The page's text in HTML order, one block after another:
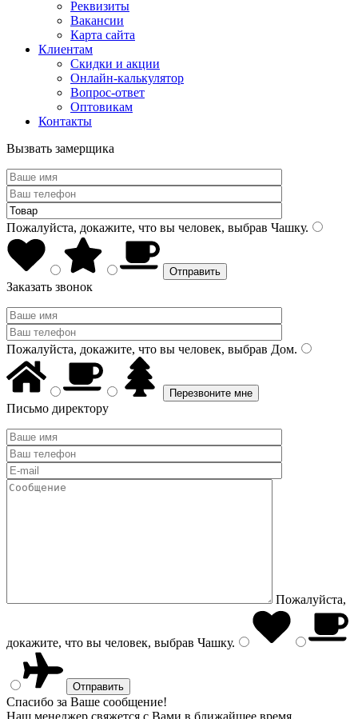
Реквизиты
Вакансии
Карта сайта
Клиентам
Скидки и акции
Онлайн-калькулятор
Вопрос-ответ
Оптовикам
Контакты
Вызвать замерщика
Пожалуйста, докажите, что вы человек, выбрав Чашку.
Заказать звонок
Пожалуйста, докажите, что вы человек, выбрав Дом.
Письмо директору
Пожалуйста,
докажите, что вы человек, выбрав Чашку.
Спасибо за Ваше сообщение!
Наш менеджер свяжется с Вами в ближайшее время.